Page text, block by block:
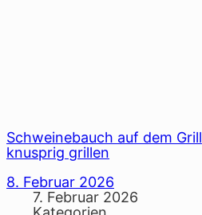
Schweinebauch auf dem Grill
knusprig grillen
8. Februar 2026
7. Februar 2026